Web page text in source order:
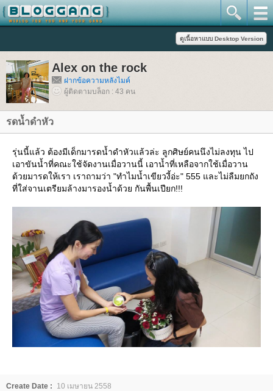
Alex on the rock
ฝากข้อความหลังไมค์
ผู้ติดตามบล็อก : 43 คน
รดน้ำดำหัว
รุ่นนี้แล้ว ต้องมีเด็กมารดน้ำดำหัวแล้วล่ะ ลูกศิษย์คนนึงไม่ลงทุน ไป
เอาขันน้ำที่คณะใช้จัดงานเมื่อวานนี้ เอาน้ำที่เหลือจากใช้เมื่อวาน
ด้วยมารดให้เรา เราถามว่า "ทำไมน้ำเขียวงี้อ่ะ" 555 และไม่ลืมยกถัง
ที่ใส่จานเตรียมล้างมารองน้ำด้วย กันพื้นเปียก!!!
Create Date :
10 เมษายน 2558